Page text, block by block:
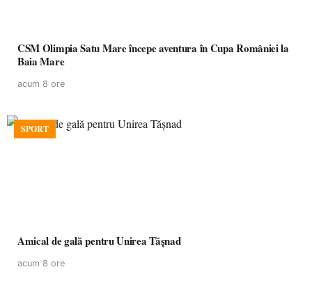
CSM Olimpia Satu Mare începe aventura în Cupa României la
Baia Mare
acum 8 ore
SPORT
Amical de gală pentru Unirea Tășnad
acum 8 ore